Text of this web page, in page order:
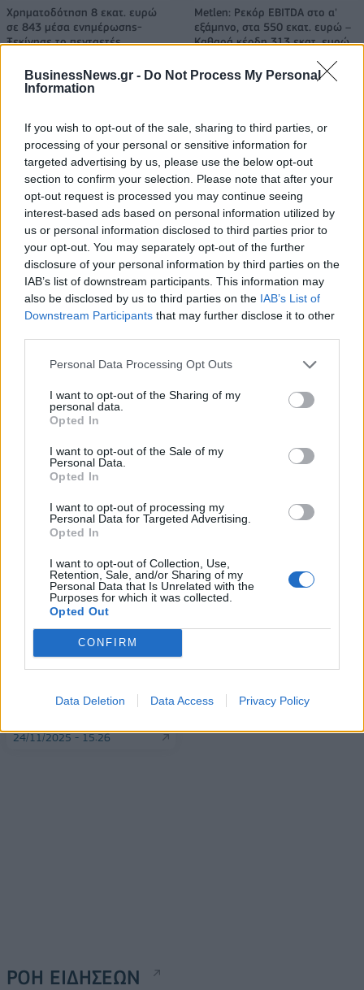
BusinessNews.gr - Do Not Process My Personal
Information
If you wish to opt-out of the sale, sharing to third parties, or
processing of your personal or sensitive information for
targeted advertising by us, please use the below opt-out
section to confirm your selection. Please note that after your
opt-out request is processed you may continue seeing
interest-based ads based on personal information utilized by
us or personal information disclosed to third parties prior to
your opt-out. You may separately opt-out of the further
disclosure of your personal information by third parties on the
IAB’s list of downstream participants. This information may
also be disclosed by us to third parties on the IAB’s List of
Downstream Participants that may further disclose it to other
Personal Data Processing Opt Outs
I want to opt-out of the Sharing of my
personal data.
Opted In
I want to opt-out of the Sale of my
Personal Data.
Opted In
I want to opt-out of processing my
Personal Data for Targeted Advertising.
Opted In
I want to opt-out of Collection, Use,
Retention, Sale, and/or Sharing of my
Personal Data that Is Unrelated with the
Purposes for which it was collected.
Opted Out
CONFIRM
Data Deletion Data Access Privacy Policy
Χρηματοδότηση 8 εκατ. ευρώ
σε 843 μέσα ενημέρωσης-
Ξεκίνησε το πενταετές
Τύπου
Metlen: Ρεκόρ EBITDA στο α'
εξάμηνο, στα 550 εκατ. ευρώ –
Καθαρά κέρδη 313 εκατ. ευρώ
Η Chery επενδύει 75 εκατ. δολάρια στην KG Mobility
Το FIAT 500 Hybrid τώρα από
18.990 ευρώ
Ατρόμητος και Novibet
συνεχίζουν μαζί: Ανανέωση της
συνεργασίας τους μέχρι το
18η συνεχόμενη χρονιά για τον ΟΤΕ στη διεθνή σειρά δεικτών
FTSE4Good
πύλες του σε όλους
COP30-ΟΗΕ: Επικρίνει τα
«αδύναμα» αποτελέσματα
των ηγετών για την
24/11/2025 - 15:26
ευρωπαϊκής αντιπρότασης
24/11/2025 - 15:43
ΡΟΗ ΕΙΔΗΣΕΩΝ